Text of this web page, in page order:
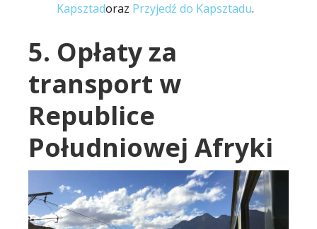
Kapsztadoraz Przyjedź do Kapsztadu.
5. Opłaty za
transport w
Republice
Południowej Afryki